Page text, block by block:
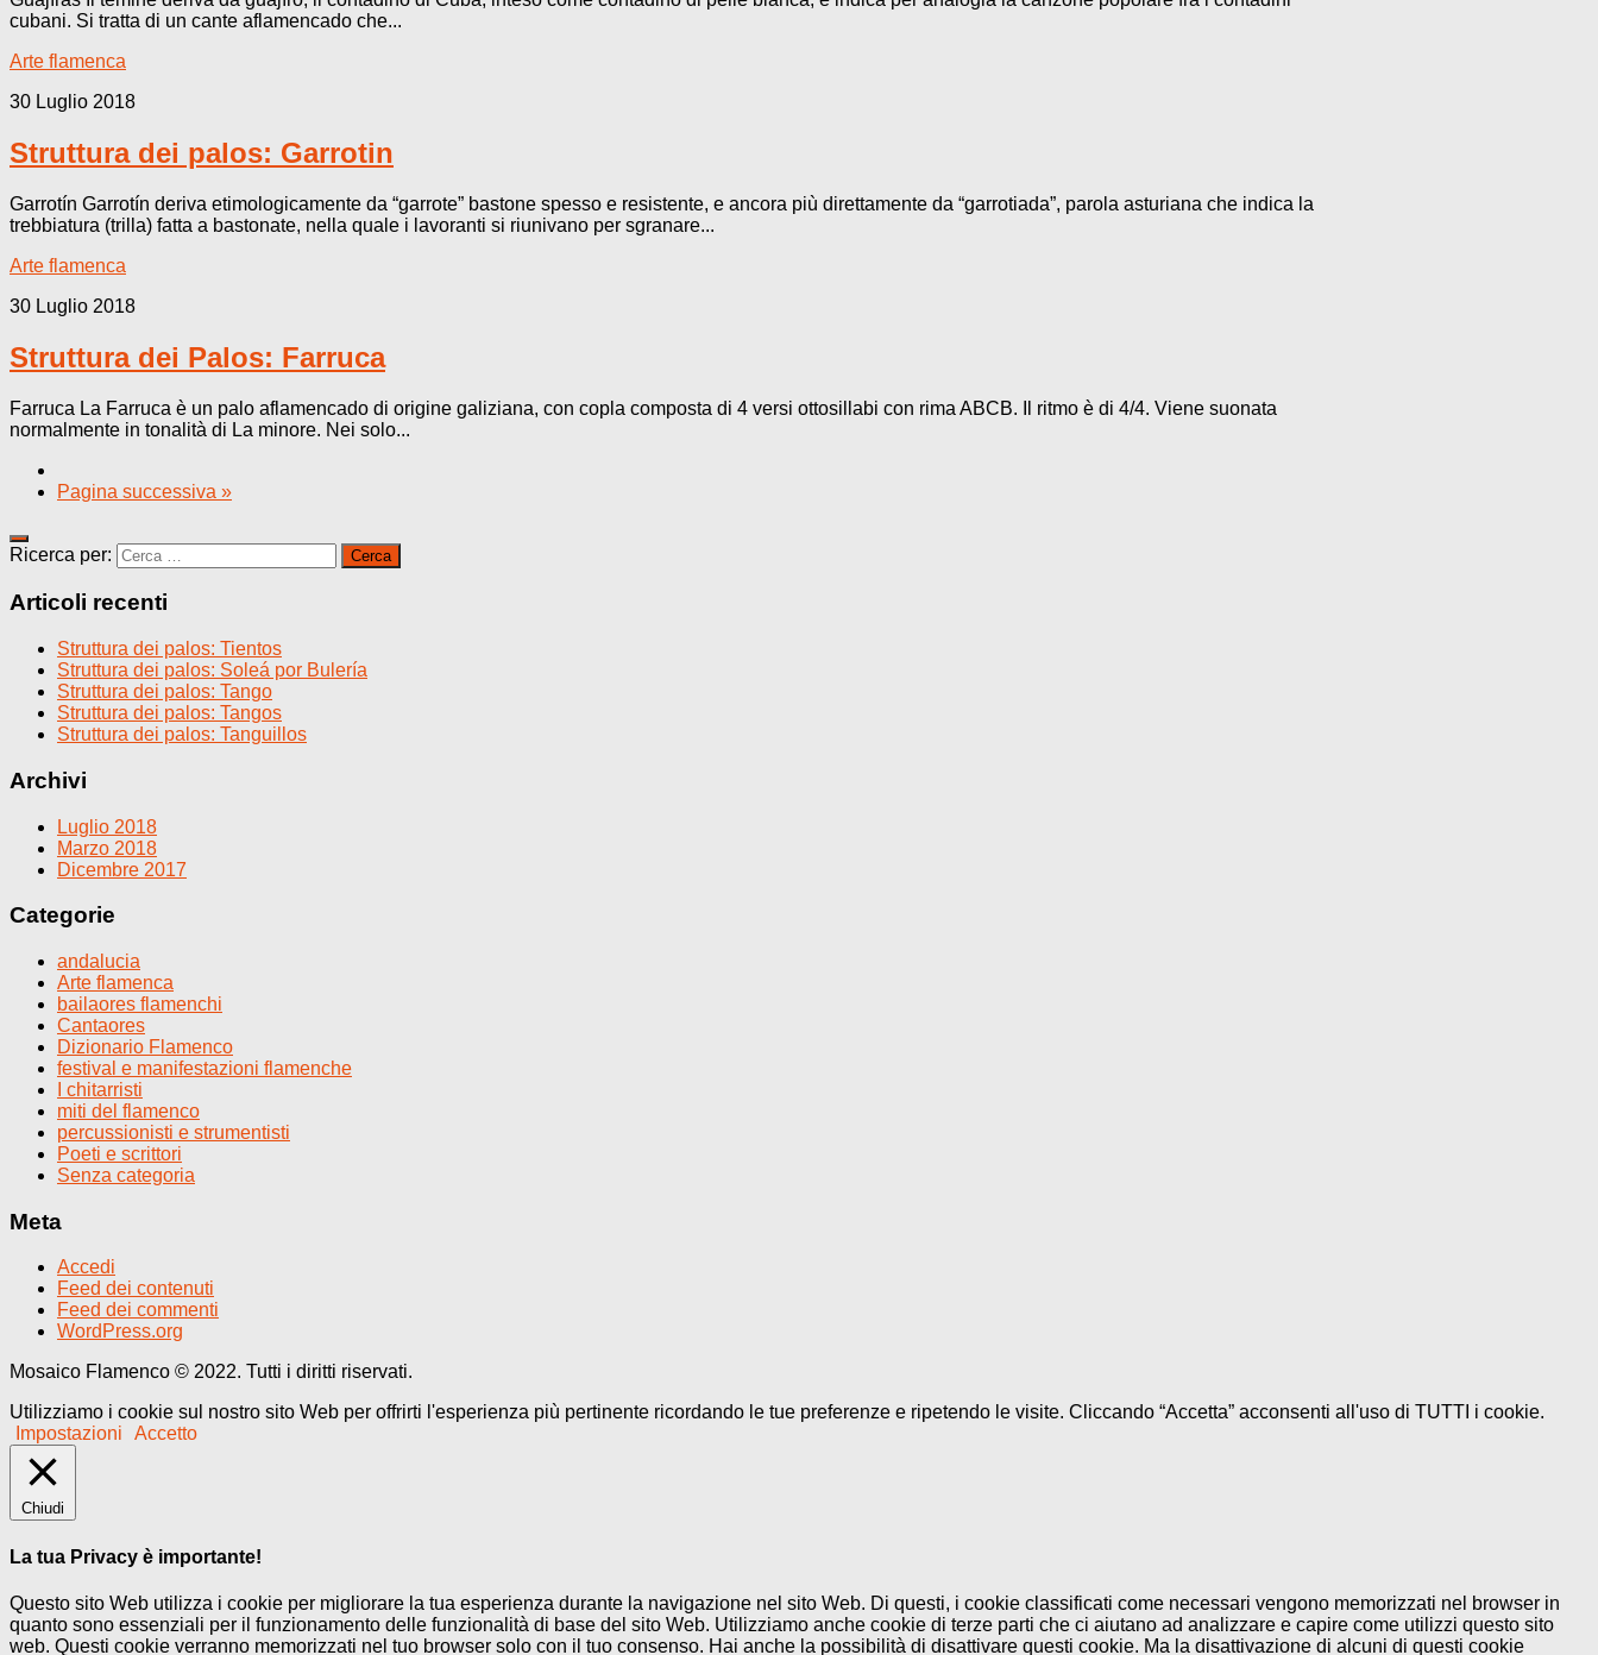
cubani. Si tratta di un cante aflamencado che...
Arte flamenca
30 Luglio 2018
Struttura dei palos: Garrotin
Garrotín Garrotín deriva etimologicamente da “garrote” bastone spesso e resistente, e ancora più direttamente da “garrotiada”, parola asturiana che indica la
trebbiatura (trilla) fatta a bastonate, nella quale i lavoranti si riunivano per sgranare...
Arte flamenca
30 Luglio 2018
Struttura dei Palos: Farruca
Farruca La Farruca è un palo aflamencado di origine galiziana, con copla composta di 4 versi ottosillabi con rima ABCB. Il ritmo è di 4/4. Viene suonata
normalmente in tonalità di La minore. Nei solo...
Pagina successiva »
Ricerca per:
Articoli recenti
Struttura dei palos: Tientos
Struttura dei palos: Soleá por Bulería
Struttura dei palos: Tango
Struttura dei palos: Tangos
Struttura dei palos: Tanguillos
Archivi
Luglio 2018
Marzo 2018
Dicembre 2017
Categorie
andalucia
Arte flamenca
bailaores flamenchi
Cantaores
Dizionario Flamenco
festival e manifestazioni flamenche
I chitarristi
miti del flamenco
percussionisti e strumentisti
Poeti e scrittori
Senza categoria
Meta
Accedi
Feed dei contenuti
Feed dei commenti
WordPress.org
Mosaico Flamenco © 2022. Tutti i diritti riservati.
Utilizziamo i cookie sul nostro sito Web per offrirti l'esperienza più pertinente ricordando le tue preferenze e ripetendo le visite. Cliccando “Accetta” acconsenti all'uso di TUTTI i cookie.
Impostazioni
Accetto
Chiudi
La tua Privacy è importante!
Questo sito Web utilizza i cookie per migliorare la tua esperienza durante la navigazione nel sito Web. Di questi, i cookie classificati come necessari vengono memorizzati nel browser in
quanto sono essenziali per il funzionamento delle funzionalità di base del sito Web. Utilizziamo anche cookie di terze parti che ci aiutano ad analizzare e capire come utilizzi questo sito
web. Questi cookie verranno memorizzati nel tuo browser solo con il tuo consenso. Hai anche la possibilità di disattivare questi cookie. Ma la disattivazione di alcuni di questi cookie